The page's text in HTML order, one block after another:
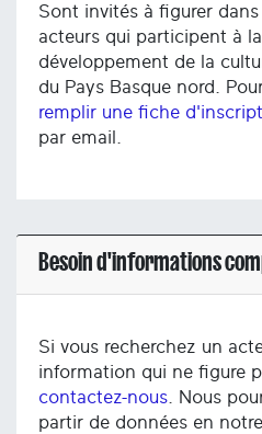
Sont invités à figurer
acteurs qui participent à
développement de la
du Pays Basque nord.
remplir une fiche
par email.
Besoin d'informations
Si vous recherchez un
information qui ne figure
contactez-nous . Nous
partir de données en